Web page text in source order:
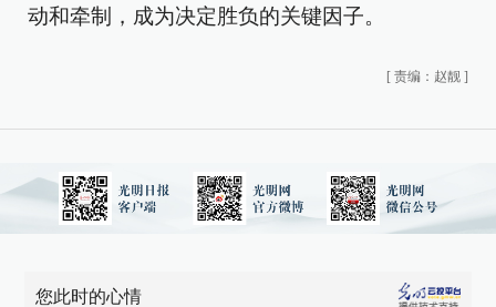
动和牵制，成为决定胜负的关键因子。
[ 责编：赵靓 ]
您此时的心情